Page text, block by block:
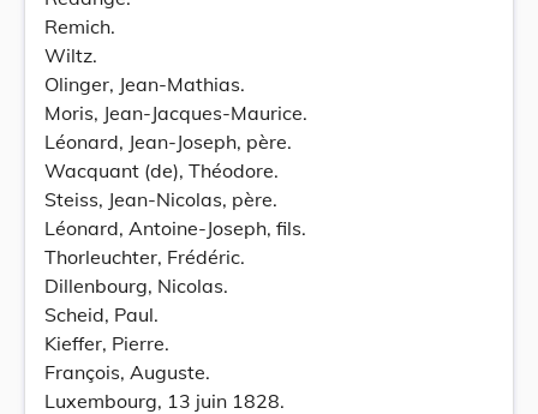
Remich.
Wiltz.
Olinger, Jean-Mathias.
Moris, Jean-Jacques-Maurice.
Léonard, Jean-Joseph, père.
Wacquant (de), Théodore.
Steiss, Jean-Nicolas, père.
Léonard, Antoine-Joseph, fils.
Thorleuchter, Frédéric.
Dillenbourg, Nicolas.
Scheid, Paul.
Kieffer, Pierre.
François, Auguste.
Luxembourg, 13 juin 1828.